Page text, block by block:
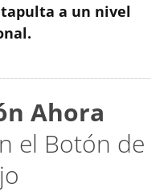
a un nivel
Ahora
el Botón de